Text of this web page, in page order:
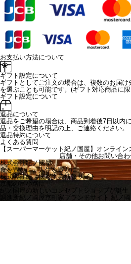
お支払い方法について
ギフト設定について
ギフトとしてご注文の場合は、複数のお届
を選ぶことも可能です。(ギフト対応商品に
ギフト設定について
返品について
返品をご希望の場合は、商品到着後7日以内
品・交換理由を明記の上、ご連絡ください。
返品特約について
よくある質問
【スーパーマーケット紀ノ国屋】オンライ
店舗・その他お問い合わ
株式会社紀ノ國屋
食を豊かに、人生を豊かに
株式会社紀ノ國屋企業情報サイト
京都の富小路に
紀ノ国屋の新しいコンセプトショップが誕生
調進所紀ノ國屋京町家ブランドサイト 紀ノ